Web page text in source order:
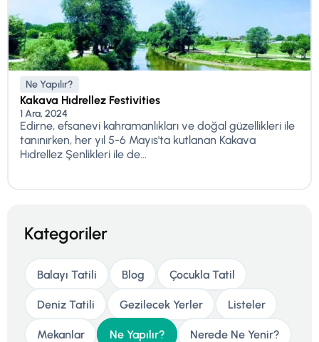
Ne Yapılır?
Kakava Hıdrellez Festivities
1 Ara, 2024
Edirne, efsanevi kahramanlıkları ve doğal güzellikleri ile
tanınırken, her yıl 5-6 Mayıs'ta kutlanan Kakava
Hıdrellez Şenlikleri ile de...
Kategoriler
Balayı Tatili Blog Çocukla Tatil
Deniz Tatili Gezilecek Yerler Listeler
Mekanlar Ne Yapılır? Nerede Ne Yenir?